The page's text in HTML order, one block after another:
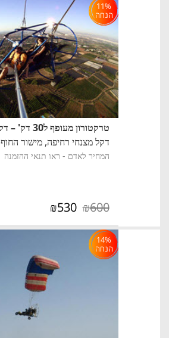
11%
הנחה
טרקטורון מעופף ל30 דק' – דקל
דקל מצנחי רחיפה,מישור החוף
המחיר לאדם - ראו תנאי ההזמנה
₪600
₪530
14%
הנחה